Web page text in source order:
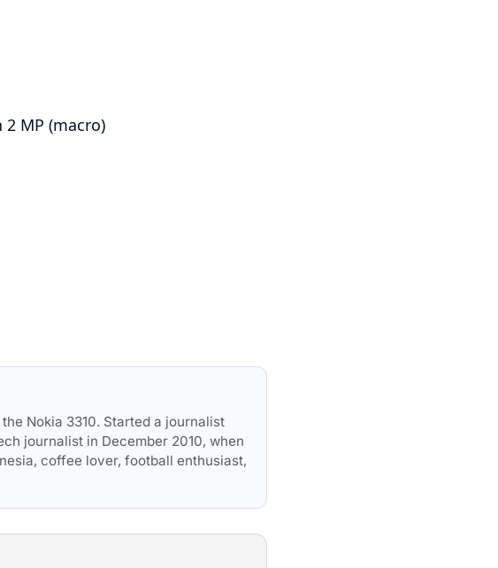
2 MP (macro)
Nokia 3310. Started a journalist
journalist in December 2010, when
coffee lover, football enthusiast,